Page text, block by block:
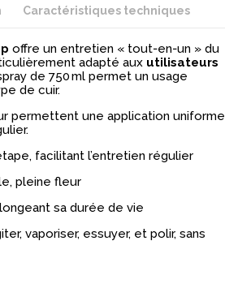
Caractéristiques techniques
offre un entretien « tout‑en‑un » du
adapté aux utilisateurs
de 750 ml permet un usage
de cuir.
permettent une application uniforme
facilitant l’entretien régulier
pleine fleur
sa durée de vie
vaporiser, essuyer, et polir, sans